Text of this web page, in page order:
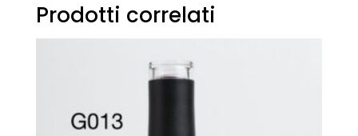
Prodotti correlati